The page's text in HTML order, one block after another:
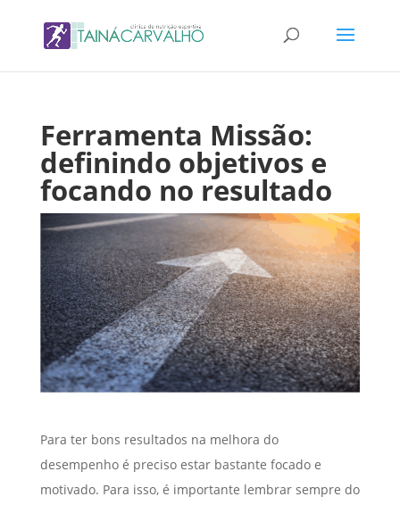
Ferramenta Missão:
definindo objetivos e
focando no resultado
Para ter bons resultados na melhora do
desempenho é preciso estar bastante focado e
motivado. Para isso, é importante lembrar sempre do